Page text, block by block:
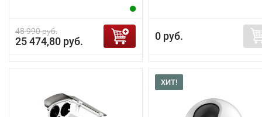
48 990 руб.
25 474,80 руб. 0 руб.
ХИТ!